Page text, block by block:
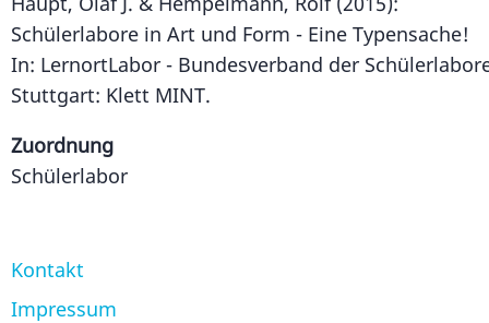
Schülerlabore in Art und Form - Eine Typensache!
In: LernortLabor - Bundesverband der
Stuttgart: Klett MINT.
Zuordnung
Schülerlabor
Fußzeile
Kontakt
Impressum